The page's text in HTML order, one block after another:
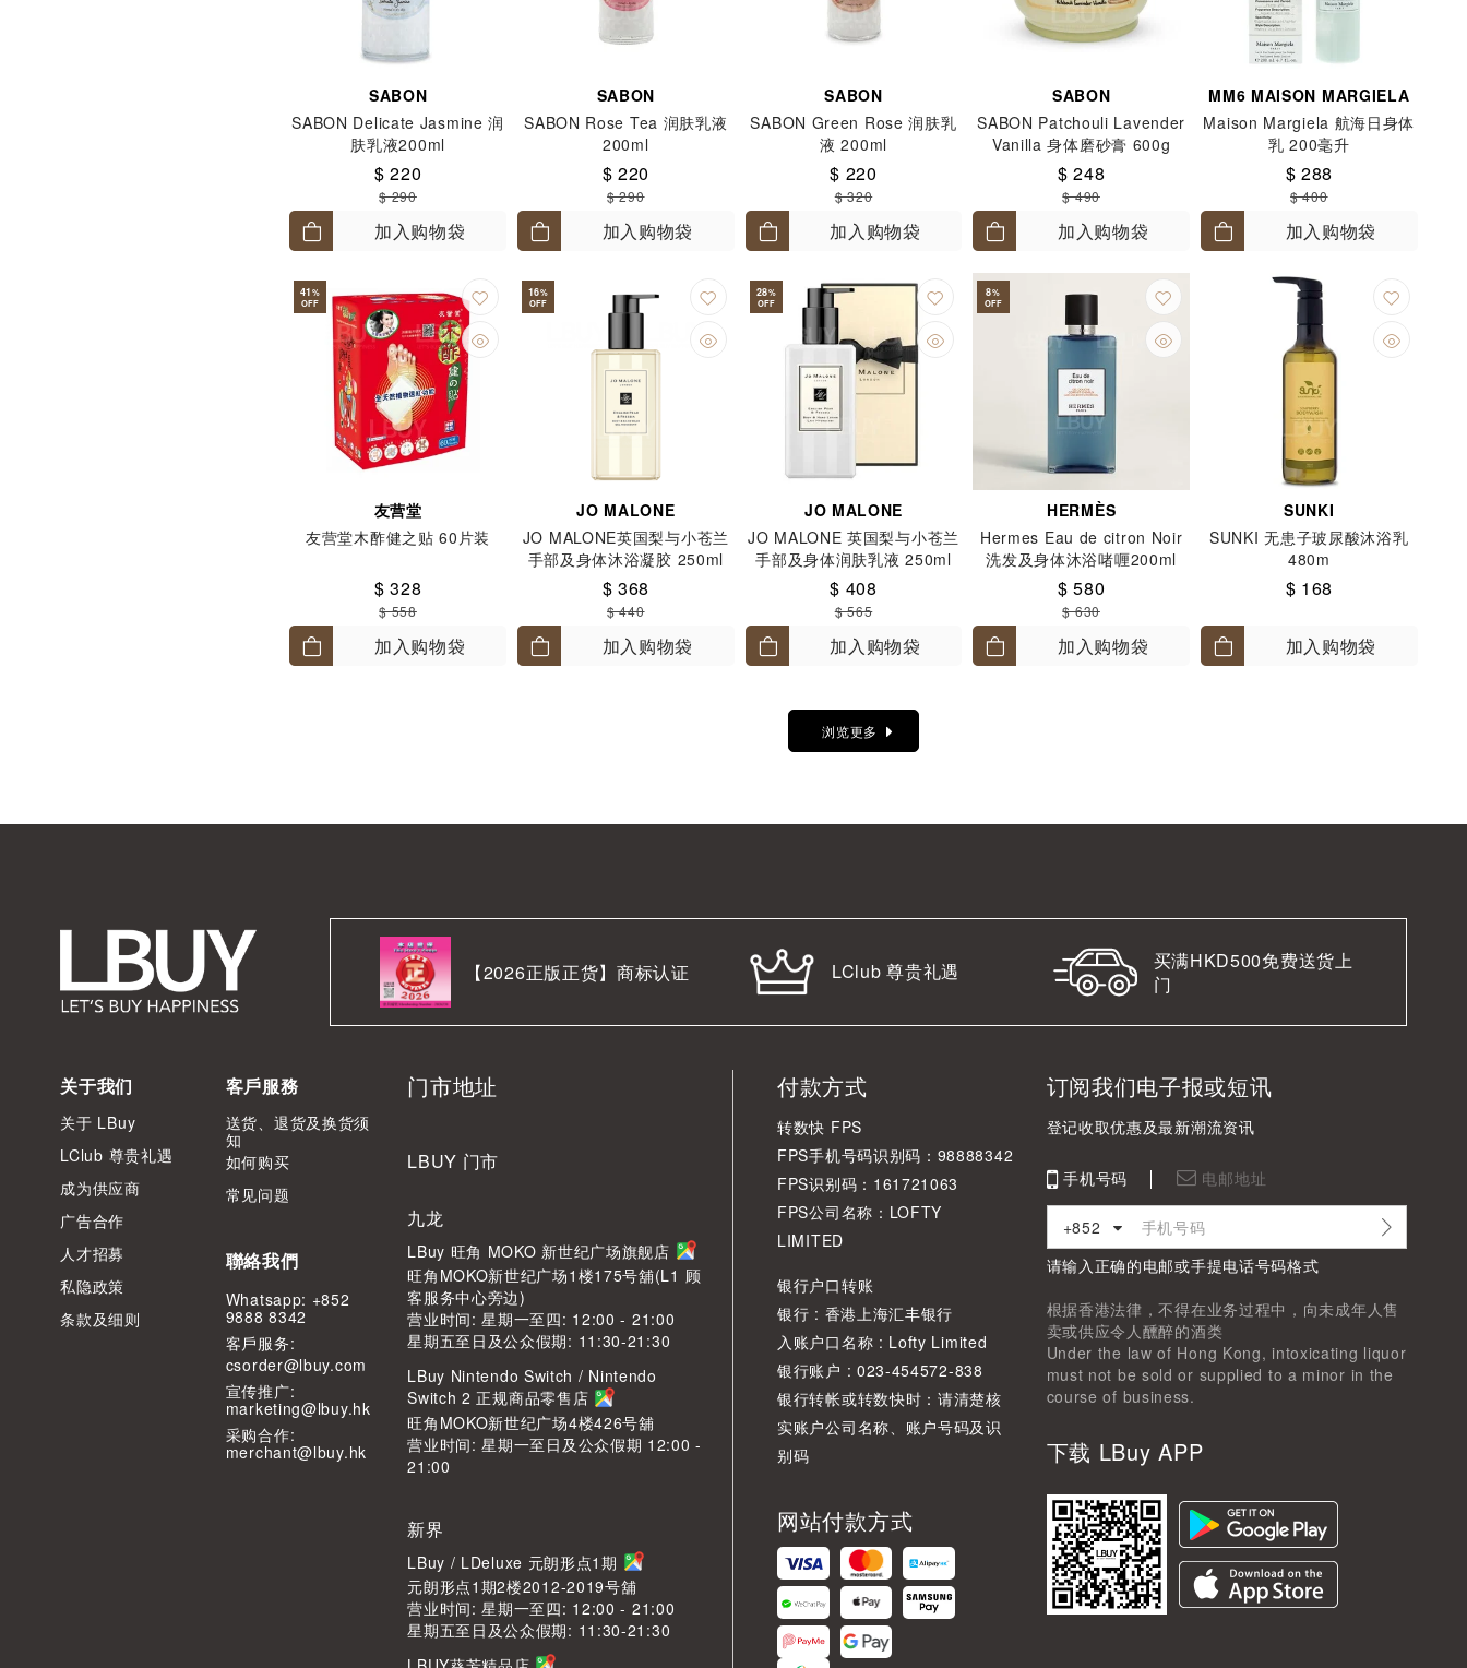
SABON
SABON Delicate Jasmine 润
肤乳液200ml
$ 220
$ 290
加入购物袋
SABON
SABON Rose Tea 润肤乳液
200ml
$ 220
$ 290
加入购物袋
SABON
SABON Green Rose 润肤乳
液 200ml
$ 220
$ 320
加入购物袋
SABON
SABON Patchouli Lavender
Vanilla 身体磨砂膏 600g
$ 248
$ 490
加入购物袋
MM6 MAISON MARGIELA
Maison Margiela 航海日身体
乳 200毫升
$ 288
$ 400
加入购物袋
41%
OFF
友营堂
友营堂木酢健之贴 60片装
$ 328
$ 558
加入购物袋
16%
OFF
JO MALONE
JO MALONE英国梨与小苍兰
手部及身体沐浴凝胶 250ml
$ 368
$ 440
加入购物袋
28%
OFF
JO MALONE
JO MALONE 英国梨与小苍兰
手部及身体润肤乳液 250ml
$ 408
$ 565
加入购物袋
8%
OFF
HERMÈS
Hermes Eau de citron Noir
洗发及身体沐浴啫喱200ml
$ 580
$ 630
加入购物袋
SUNKI
SUNKI 无患子玻尿酸沐浴乳
480m
$ 168
加入购物袋
浏览更多
【2026正版正货】商标认证 LClub 尊贵礼遇
买满HKD500免费送货上
门
关于我们
关于 LBuy
LClub 尊贵礼遇
成为供应商
广告合作
人才招募
私隐政策
条款及细则
客戶服務
送货、退货及换货须
知
如何购买
常见问题
聯絡我們
Whatsapp: +852
9888 8342
客⼾服务:
csorder@lbuy.com
宣传推广:
marketing@lbuy.hk
采购合作:
merchant@lbuy.hk
门市地址
LBUY 门市
九龙
LBuy 旺角 MOKO 新世纪广场旗舰店
旺角MOKO新世纪广场1楼175号舖(L1 顾
客服务中心旁边)
营业时间: 星期一至四: 12:00 - 21:00
星期五至日及公众假期: 11:30-21:30
LBuy Nintendo Switch / Nintendo
Switch 2 正规商品零售店
旺角MOKO新世纪广场4楼426号舖
营业时间: 星期一至日及公众假期 12:00 -
21:00
新界
LBuy / LDeluxe 元朗形点1期
元朗形点1期2楼2012-2019号舖
营业时间: 星期一至四: 12:00 - 21:00
星期五至日及公众假期: 11:30-21:30
付款方式
转数快 FPS
FPS手机号码识别码：98888342
FPS识别码：161721063
FPS公司名称：LOFTY
LIMITED
银行户口转账
银行 : 香港上海汇丰银行
入账户口名称 : Lofty Limited
银行账户 : 023-454572-838
银行转帐或转数快时：请清楚核
实账户公司名称、账户号码及识
别码
网站付款方式
订阅我们电子报或短讯
登记收取优惠及最新潮流资讯
手机号码 电邮地址
+852
请输入正确的电邮或手提电话号码格式
根据香港法律，不得在业务过程中，向未成年人售
卖或供应令人醺醉的酒类
Under the law of Hong Kong, intoxicating liquor
must not be sold or supplied to a minor in the
course of business.
下载 LBuy APP